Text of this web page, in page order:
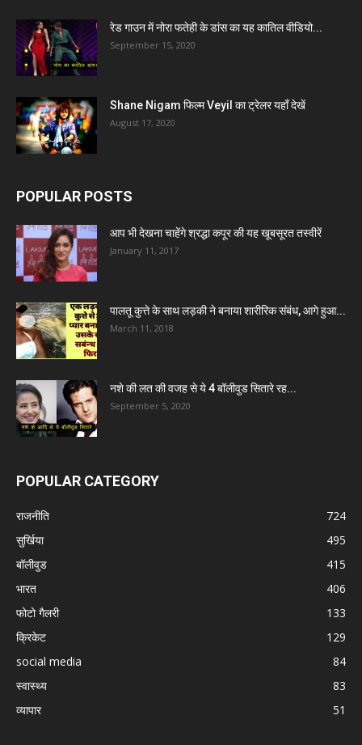
रेड गाउन में नोरा फतेही के डांस का यह कातिल वीडियो...
September 15, 2020
Shane Nigam फिल्म Veyil का ट्रेलर यहाँ देखें
August 17, 2020
POPULAR POSTS
आप भी देखना चाहेंगे श्रद्धा कपूर की यह खूबसूरत तस्वीरें
January 11, 2017
पालतू कुत्ते के साथ लड़की ने बनाया शारीरिक संबंध, आगे हुआ...
March 11, 2018
नशे की लत की वजह से ये 4 बॉलीवुड सितारे रह...
September 5, 2020
POPULAR CATEGORY
राजनीति
724
सुर्खिया
495
बॉलीवुड
415
भारत
406
फोटो गैलरी
133
क्रिकेट
129
social media
84
स्वास्थ्य
83
व्यापार
51